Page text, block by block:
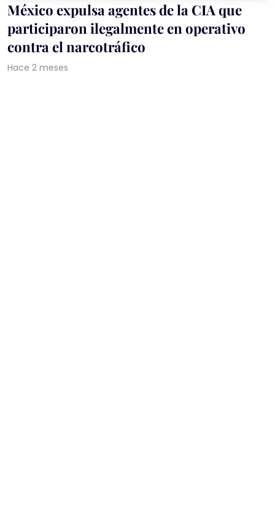
México expulsa agentes de la CIA que
participaron ilegalmente en operativo
contra el narcotráfico
Hace 2 meses